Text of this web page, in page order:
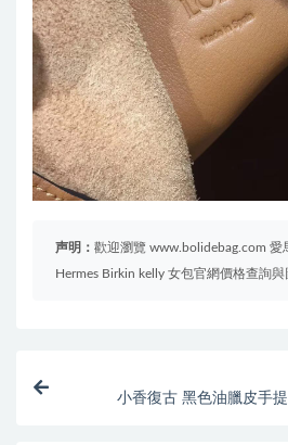
声明： 歡迎瀏覽 www.bolidebag.com 愛
Hermes Birkin kelly 女包官網價格查詢與
小香復古 黑色油臘皮手